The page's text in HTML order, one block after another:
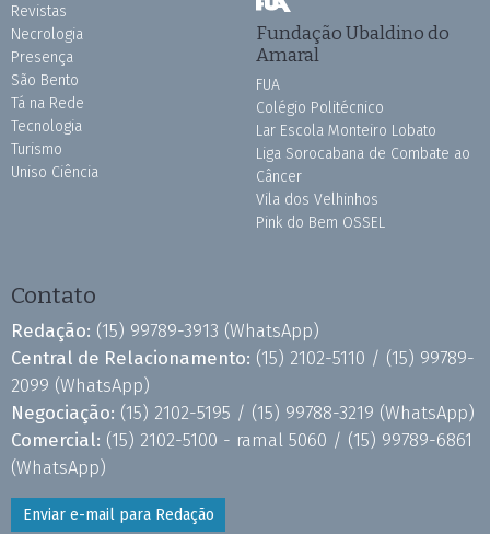
Revistas
Necrologia
Presença
São Bento
Tá na Rede
Tecnologia
Turismo
Uniso Ciência
Fundação Ubaldino do
Amaral
FUA
Colégio Politécnico
Lar Escola Monteiro Lobato
Liga Sorocabana de Combate ao
Câncer
Vila dos Velhinhos
Pink do Bem OSSEL
Contato
Redação: (15) 99789-3913 (WhatsApp)
Central de Relacionamento: (15) 2102-5110 / (15) 99789-
2099 (WhatsApp)
Negociação: (15) 2102-5195 / (15) 99788-3219 (WhatsApp)
Comercial: (15) 2102-5100 - ramal 5060 / (15) 99789-6861
(WhatsApp)
Enviar e-mail para Redação